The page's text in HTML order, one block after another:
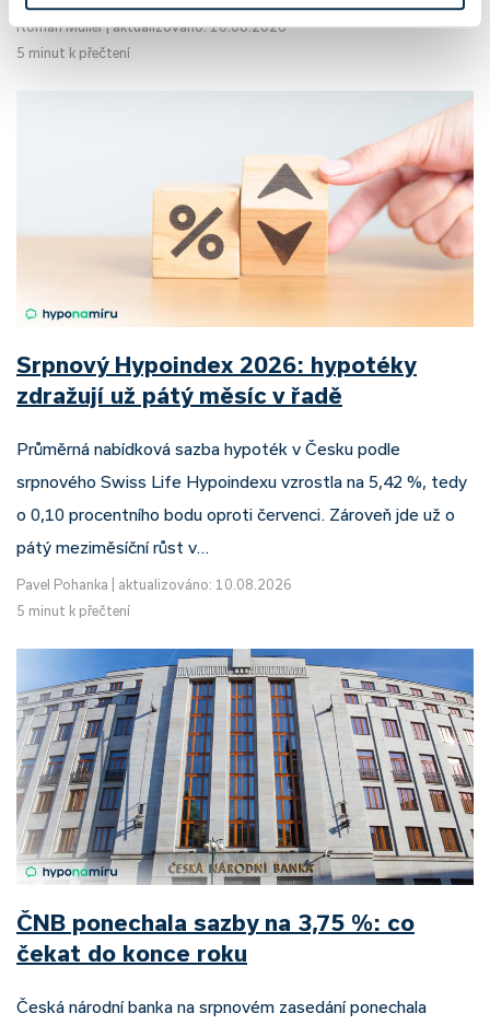
Roman Müller|aktualizováno: 10.08.2026
5 minut k přečtení
Srpnový Hypoindex 2026: hypotéky
zdražují už pátý měsíc v řadě
Průměrná nabídková sazba hypoték v Česku podle
srpnového Swiss Life Hypoindexu vzrostla na 5,42 %, tedy
o 0,10 procentního bodu oproti červenci. Zároveň jde už o
pátý meziměsíční růst v…
Pavel Pohanka
aktualizováno: 10.08.2026
5 minut k přečtení
ČNB ponechala sazby na 3,75 %: co
čekat do konce roku
Česká národní banka na srpnovém zasedání ponechala